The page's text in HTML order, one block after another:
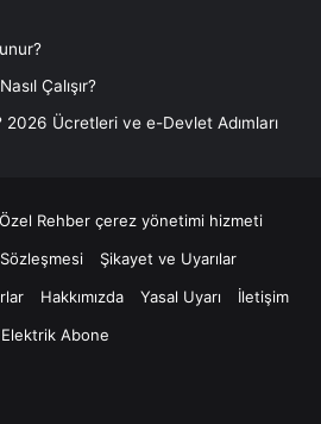
Çalışır?
2026 Ücretleri ve e-Devlet Adımları
Rehber çerez yönetimi hizmeti
Sözleşmesi
Şikayet ve Uyarılar
Hakkımızda Yasal Uyarı
İletişim
Elektrik Abone